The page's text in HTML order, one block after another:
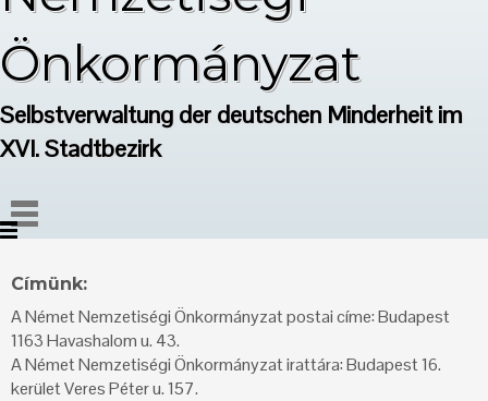
Önkormányzat
Selbstverwaltung der deutschen Minderheit im
XVI. Stadtbezirk
Címünk:
A Német Nemzetiségi Önkormányzat postai címe: Budapest
1163 Havashalom u. 43.
A Német Nemzetiségi Önkormányzat irattára: Budapest 16.
kerület Veres Péter u. 157.